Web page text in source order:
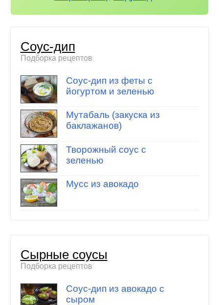
Соус-дип
Подборка рецептов
Соус-дип из феты с
йогуртом и зеленью
Мутабаль (закуска из
баклажанов)
Творожный соус с
зеленью
Мусс из авокадо
Сырные соусы
Подборка рецептов
Соус-дип из авокадо с
сыром